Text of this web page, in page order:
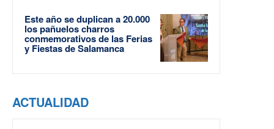
Este año se duplican a 20.000
los pañuelos charros
conmemorativos de las Ferias
y Fiestas de Salamanca
ACTUALIDAD